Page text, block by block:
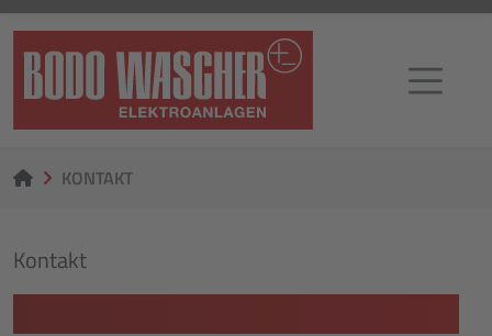
KONTAKT
Kontakt
UNSER KONTAKTBEREICH